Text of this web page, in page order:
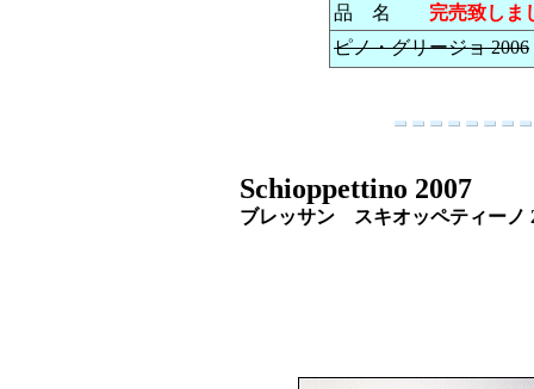
品 名 完売致しま
ピノ・グリージョ 2006
Schioppettino 2007
ブレッサン スキオッペテ